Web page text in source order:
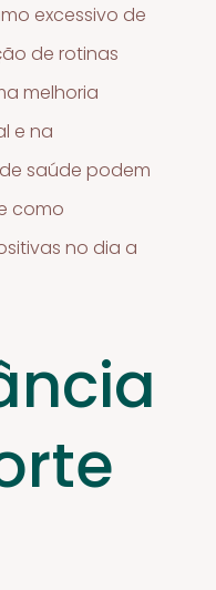
excessivo de
de rotinas
melhoria
e na
saúde podem
como
no dia a